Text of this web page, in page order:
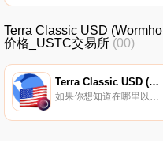
Terra Classic USD
价格_USTC交易所 (00)
Terra Classic USD (Wormhole)
如果你想知道在哪里以当前价格购买Terra Classic USD (Wormhole),目前交易{Terra Classic USD (Wormhole)]股票的顶级加密货币交易所是Bitrue、ZT、JuUSTC、SushiSwap和Bitazza.